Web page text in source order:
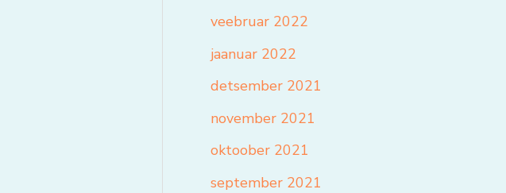
veebruar 2022
jaanuar 2022
detsember 2021
november 2021
oktoober 2021
september 2021